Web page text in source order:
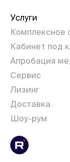
Услуги
Комплексное
Кабинет под
Апробация
Сервис
Лизинг
Доставка
Шоу-рум